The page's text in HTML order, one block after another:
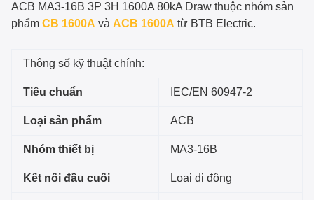
ACB MA3-16B 3P 3H 1600A 80kA Draw thuộc nhóm sản
phẩm CB 1600A và ACB 1600A từ BTB Electric.
Thông số kỹ thuật chính:
Tiêu chuẩn IEC/EN 60947-2
Loại sản phẩm ACB
Nhóm thiết bị MA3-16B
Kết nối đầu cuối Loại di động